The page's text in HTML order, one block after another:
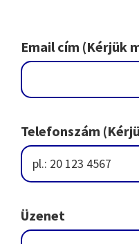
Email cím (Kérjük
Telefonszám
Üzenet